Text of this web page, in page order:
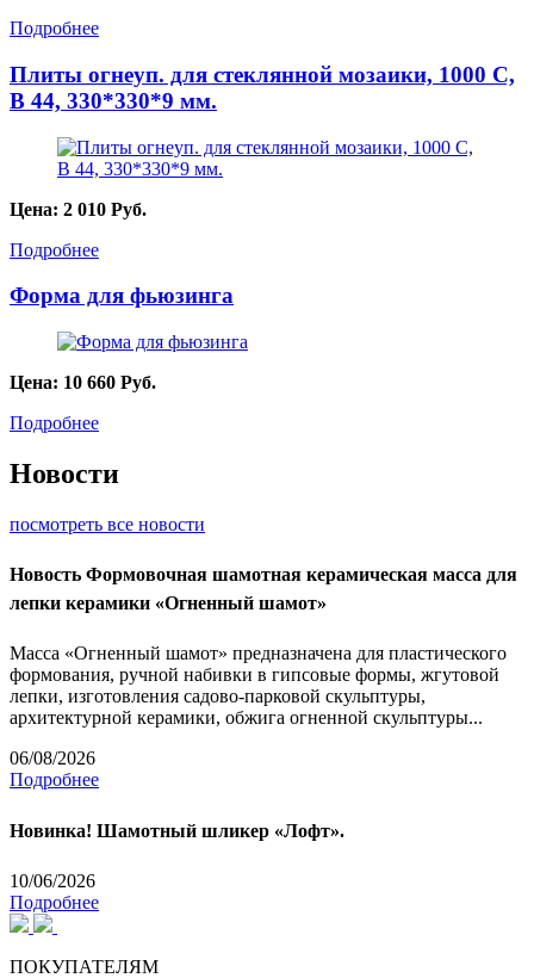
Подробнее
Плиты огнеуп. для стеклянной мозаики, 1000 С,
В 44, 330*330*9 мм.
Цена: 2 010 Руб.
Подробнее
Форма для фьюзинга
Цена: 10 660 Руб.
Подробнее
Новости
посмотреть все новости
Новость Формовочная шамотная керамическая масса для
лепки керамики «Огненный шамот»
Масса «Огненный шамот» предназначена для пластического
формования, ручной набивки в гипсовые формы, жгутовой
лепки, изготовления садово-парковой скульптуры,
архитектурной керамики, обжига огненной скульптуры...
06/08/2026
Подробнее
Новинка! Шамотный шликер «Лофт».
10/06/2026
Подробнее
ПОКУПАТЕЛЯМ